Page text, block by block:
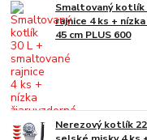
Smaltovaný kotlík
rajnice 4 ks +
45 cm PLUS 600
Nerezový kotlík 22